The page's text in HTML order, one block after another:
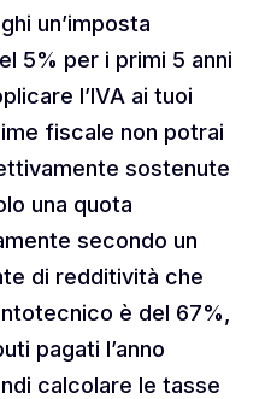
un’imposta
5% per i primi 5 anni
l’IVA ai tuoi
fiscale non potrai
sostenute
una quota
secondo un
di redditività che
è del 67%,
pagati l’anno
calcolare le tasse